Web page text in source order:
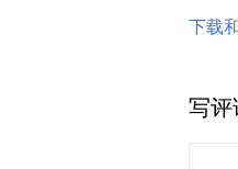
下载
写评